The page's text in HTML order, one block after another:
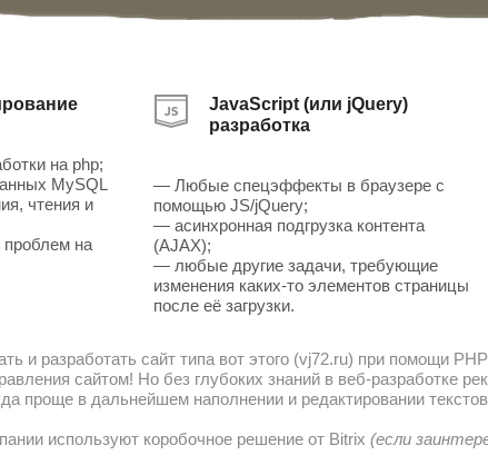
на php;
MySQL
чтения и
на
JavaScript (или jQuery)
разработка
— Любые спецэффекты в браузере с
помощью JS/jQuery;
— асинхронная подгрузка контента
(AJAX);
— любые другие задачи, требующие
изменения каких-то элементов страницы
после её загрузки.
и разработать сайт типа вот этого (vj72.ru) при помощи
сайтом! Но без глубоких знаний в веб-разработке
проще в дальнейшем наполнении и редактировании
используют коробочное решение от Bitrix (если